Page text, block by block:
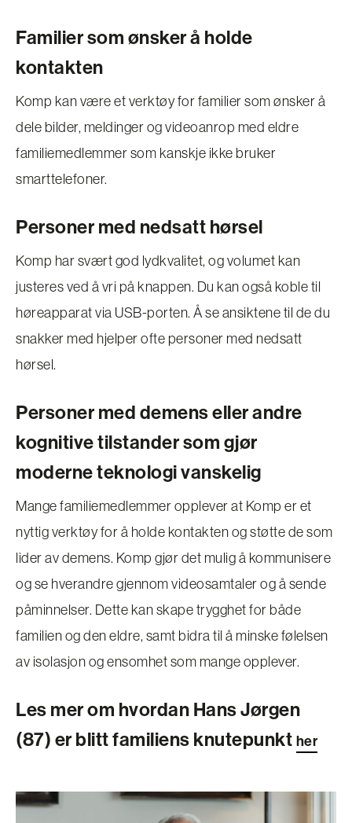
Familier som ønsker å holde
kontakten
Komp kan være et verktøy for familier som ønsker å
dele bilder, meldinger og videoanrop med eldre
familiemedlemmer som kanskje ikke bruker
smarttelefoner.
Personer med nedsatt hørsel
Komp har svært god lydkvalitet, og volumet kan
justeres ved å vri på knappen. Du kan også koble til
høreapparat via USB-porten. Å se ansiktene til de du
snakker med hjelper ofte personer med nedsatt
hørsel.
Personer med demens eller andre
kognitive tilstander som gjør
moderne teknologi vanskelig
Mange familiemedlemmer opplever at Komp er et
nyttig verktøy for å holde kontakten og støtte de som
lider av demens. Komp gjør det mulig å kommunisere
og se hverandre gjennom videosamtaler og å sende
påminnelser. Dette kan skape trygghet for både
familien og den eldre, samt bidra til å minske følelsen
av isolasjon og ensomhet som mange opplever.
Les mer om hvordan Hans Jørgen
(87) er blitt familiens knutepunkt her